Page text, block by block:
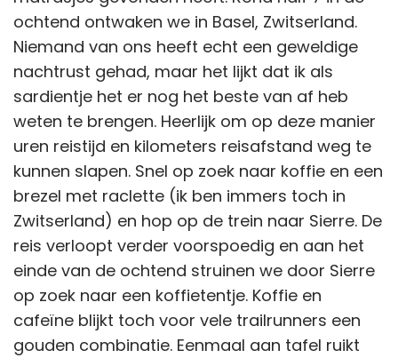
ochtend ontwaken we in Basel, Zwitserland.
Niemand van ons heeft echt een geweldige
nachtrust gehad, maar het lijkt dat ik als
sardientje het er nog het beste van af heb
weten te brengen. Heerlijk om op deze manier
uren reistijd en kilometers reisafstand weg te
kunnen slapen. Snel op zoek naar koffie en een
brezel met raclette (ik ben immers toch in
Zwitserland) en hop op de trein naar Sierre. De
reis verloopt verder voorspoedig en aan het
einde van de ochtend struinen we door Sierre
op zoek naar een koffietentje. Koffie en
cafeïne blijkt toch voor vele trailrunners een
gouden combinatie. Eenmaal aan tafel ruikt